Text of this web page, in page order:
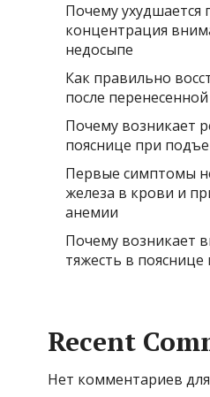
Почему ухудшается
концентрация
недосыпе
Как правильно
после
Почему возникает
пояснице при
Первые симптомы
железа в крови и
анемии
Почему возникает
тяжесть в пояснице
Recent
Нет комментариев